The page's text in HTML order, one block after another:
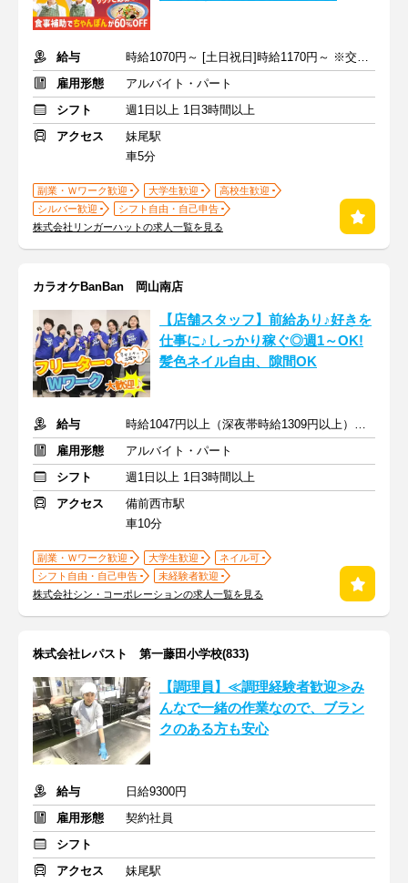
給与
時給1070円～ [土日祝日]時給1170円～ ※交通費全額支給
雇用形態
アルバイト・パート
シフト
週1日以上 1日3時間以上
アクセス
妹尾駅
車5分
副業・Ｗワーク歓迎 大学生歓迎
高校生歓迎
シルバー歓迎
シフト自由・自己申告
株式会社リンガーハットの求人一覧を見る
カラオケBanBan 岡山南店
【店舗スタッフ】前給あり♪好きを
仕事に♪しっかり稼ぐ◎週1～OK!
髪色ネイル自由、隙間OK
給与
時給1047円以上（深夜帯時給1309円以上） ＋交通費支給
雇用形態
アルバイト・パート
シフト
週1日以上 1日3時間以上
アクセス
備前西市駅
車10分
副業・Ｗワーク歓迎 大学生歓迎
ネイル可
シフト自由・自己申告
未経験者歓迎
株式会社シン・コーポレーションの求人一覧を見る
株式会社レパスト 第一藤田小学校(833)
【調理員】≪調理経験者歓迎≫み
んなで一緒の作業なので、ブラン
クのある方も安心
給与
日給9300円
雇用形態
契約社員
シフト
アクセス
妹尾駅